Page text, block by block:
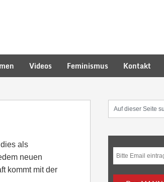
Videos Feminismus Kontakt
als
neuen
kommt mit der